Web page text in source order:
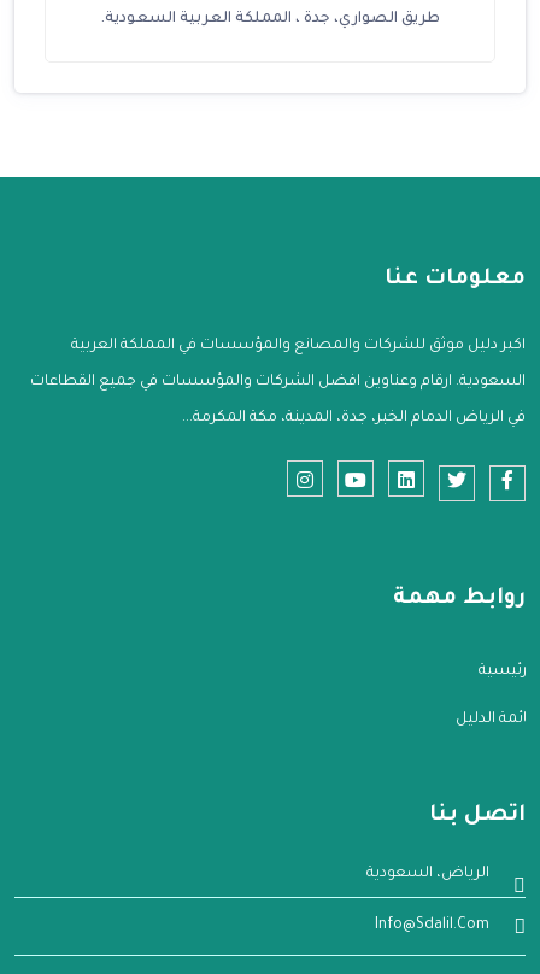
طريق الصواري، جدة ، المملكة العربية السعودية.
معلومات عنا
اكبر دليل موثق للشركات والمصانع والمؤسسات في المملكة العربية
السعودية. ارقام وعناوين افضل الشركات والمؤسسات في جميع القطاعات
في الرياض الدمام الخبر، جدة، المدينة، مكة المكرمة...
روابط مهمة
الرئيسية
قائمة الدليل
اتصل بنا
الرياض، السعودية
Info@sdalil.com